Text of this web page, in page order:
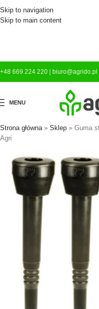
Skip to navigation
Skip to main content
+48 669 224 220 biuro@agrido.pl
MENU
Strona główna» Sklep » Guma
Agri